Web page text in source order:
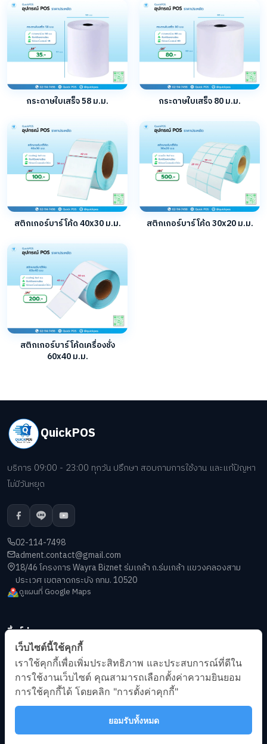
กระดาษใบเสร็จ 58 ม.ม. กระดาษใบเสร็จ 80 ม.ม.
สติกเกอร์บาร์โค้ด 40x30 ม.ม. สติกเกอร์บาร์โค้ด 30x20 ม.ม.
สติกเกอร์บาร์โค้ดเครื่องชั่ง
60x40 ม.ม.
QuickPOS
บริการ 09:00 - 23:00 ทุกวัน ปรึกษา สอบถามการใช้งาน และแก้ปัญหา
ไม่มีวันหยุด
02-114-7498
adment.contact@gmail.com
18/46 โครงการ Wayra Biznet ร่มเกล้า ถ.ร่มเกล้า แขวงคลองสาม
ประเวศ เขตลาดกระบัง กทม. 10520
ดูแผนที่ Google Maps
ลิ้งค์ด่วน
เกี่ยวกับเรา
บทความ
ข้อกำหนดการให้บริการ
นโยบายความเป็นส่วนตัว
เว็บไซต์นี้ใช้คุกกี้
เราใช้คุกกี้เพื่อเพิ่มประสิทธิภาพ และประสบการณ์ที่ดีใน
การใช้งานเว็บไซต์ คุณสามารถเลือกตั้งค่าความยินยอม
การใช้คุกกี้ได้ โดยคลิก "การตั้งค่าคุกกี้"
ยอมรับทั้งหมด